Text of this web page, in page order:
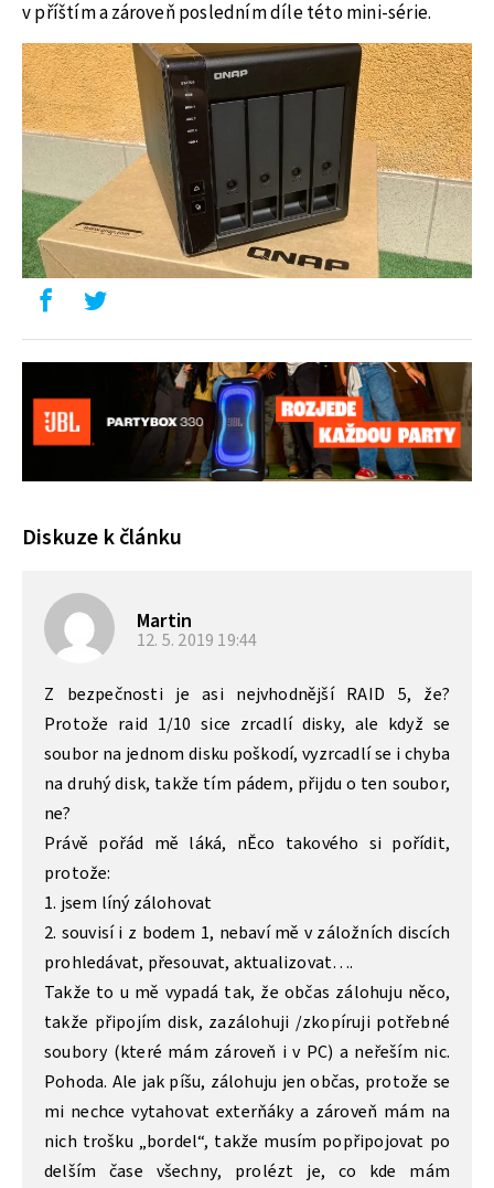
v příštím a zároveň posledním díle této mini-série.
Diskuze k článku
Martin
12. 5. 2019 19:44
Z bezpečnosti je asi nejvhodnější RAID 5, že?
Protože raid 1/10 sice zrcadlí disky, ale když se
soubor na jednom disku poškodí, vyzrcadlí se i chyba
na druhý disk, takže tím pádem, přijdu o ten soubor,
ne?
Právě pořád mě láká, nĚco takového si pořídit,
protože:
1. jsem líný zálohovat
2. souvisí i z bodem 1, nebaví mě v záložních discích
prohledávat, přesouvat, aktualizovat….
Takže to u mě vypadá tak, že občas zálohuju něco,
takže připojím disk, zazálohuji /zkopíruji potřebné
soubory (které mám zároveň i v PC) a neřeším nic.
Pohoda. Ale jak píšu, zálohuju jen občas, protože se
mi nechce vytahovat exterňáky a zároveň mám na
nich trošku „bordel“, takže musím popřipojovat po
delším čase všechny, prolézt je, co kde mám